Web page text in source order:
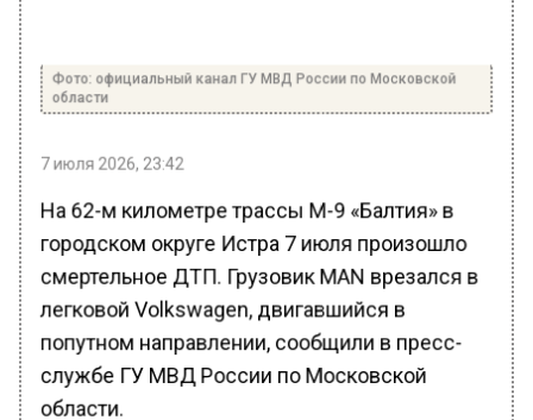
Фото: официальный канал ГУ МВД России по Московской
области
7 июля 2026, 23:42
На 62-м километре трассы М-9 «Балтия» в
городском округе Истра 7 июля произошло
смертельное ДТП. Грузовик MAN врезался в
легковой Volkswagen, двигавшийся в
попутном направлении, сообщили в пресс-
службе ГУ МВД России по Московской
области.